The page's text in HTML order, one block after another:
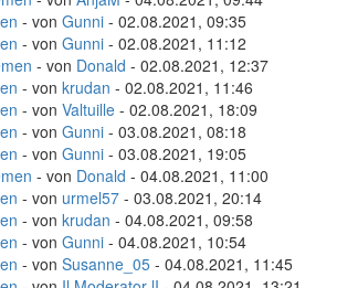
- von Gunni - 02.08.2021, 09:35
- von Gunni - 02.08.2021, 11:12
- von Donald - 02.08.2021, 12:37
- von krudan - 02.08.2021, 11:46
- von Valtuille - 02.08.2021, 18:09
- von Gunni - 03.08.2021, 08:18
- von Gunni - 03.08.2021, 19:05
- von Donald - 04.08.2021, 11:00
- von urmel57 - 03.08.2021, 20:14
- von krudan - 04.08.2021, 09:58
- von Gunni - 04.08.2021, 10:54
- von Susanne_05 - 04.08.2021, 11:45